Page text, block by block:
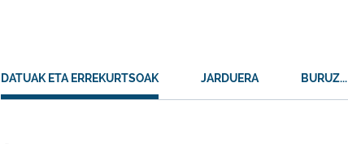
DATUAK ETA ERREKURTSOAK JARDUERA BURUZ...